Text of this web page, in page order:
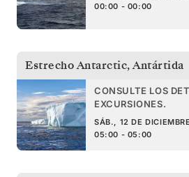
00:00 - 00:00
Estrecho Antarctic,Antártida
CONSULTE LOS
EXCURSIONES.
SÁB., 12 DE DICIEMBRE
05:00 - 05:00